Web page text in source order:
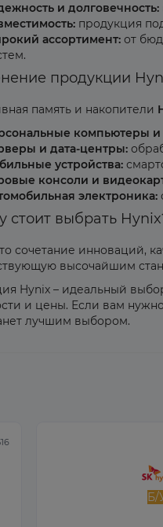
и долговечность:
продукция
ассортимент: от
продукции
память и накопители
компьютеры и
и дата-центры:
устройства:
консоли и
электроника:
стоит выбрать
сочетание инноваций,
высочайшим
Hynix – идеальный
и цены. Если вам
лучшим выбором.
Б/